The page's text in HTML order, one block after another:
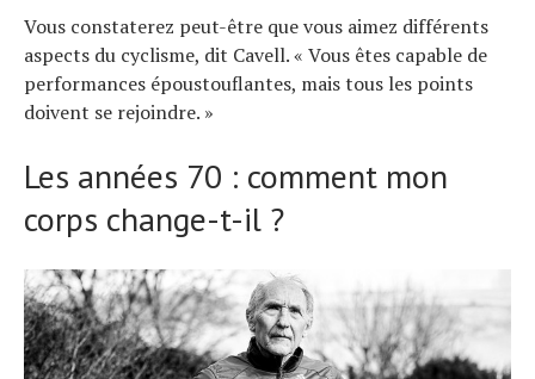
Vous constaterez peut-être que vous aimez différents
aspects du cyclisme, dit Cavell. « Vous êtes capable de
performances époustouflantes, mais tous les points
doivent se rejoindre. »
Les années 70 : comment mon
corps change-t-il ?